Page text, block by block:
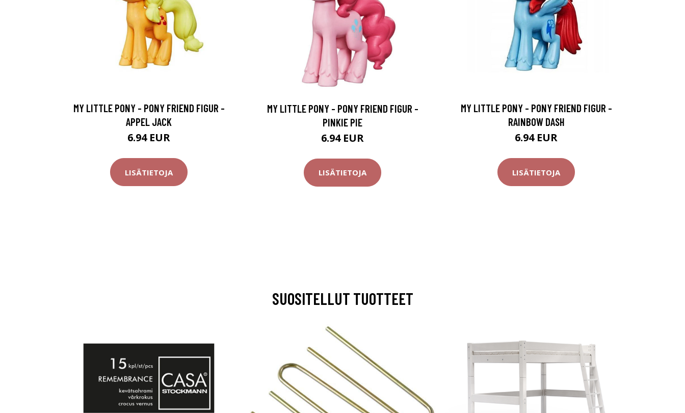
MY LITTLE PONY - PONY FRIEND FIGUR -
APPEL JACK
6.94 EUR
LISÄTIETOJA
MY LITTLE PONY - PONY FRIEND FIGUR -
PINKIE PIE
6.94 EUR
LISÄTIETOJA
MY LITTLE PONY - PONY FRIEND FIGUR -
RAINBOW DASH
6.94 EUR
LISÄTIETOJA
SUOSITELLUT TUOTTEET